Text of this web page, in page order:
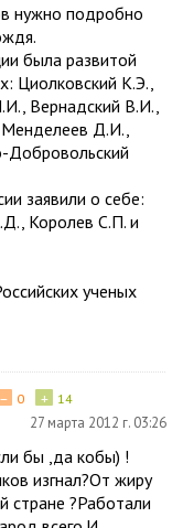
нужно подробно
была развитой
Циолковский К.Э.,
Вернадский В.И.,
Д.И.,
Добровольский
заявили о себе:
Королев С.П. и
ученых
+ 14
− 0
27 марта 2012 г. 03:26
бы ,да кобы) !
изгнал?От жиру
стране ?Работали